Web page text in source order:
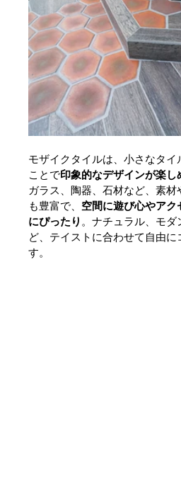
モザイクタイルは、小さなタイ
ことで印象的なデザインが楽し
ガラス、陶器、石材など、素材
も豊富で、 空間に遊び心やアク
にぴったり 。ナチュラル、モダ
ど、テイストに合わせて自由に
す。